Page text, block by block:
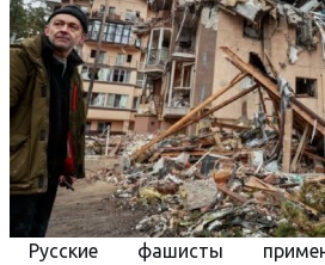
Русские фашисты